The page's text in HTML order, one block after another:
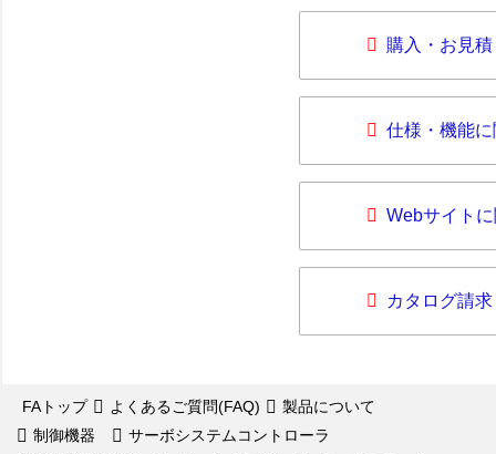
購入・お見
仕様・機能
Webサイト
カタログ請求
FAトップ よくあるご質問(FAQ)
製品について
制御機器
サーボシステムコントローラ